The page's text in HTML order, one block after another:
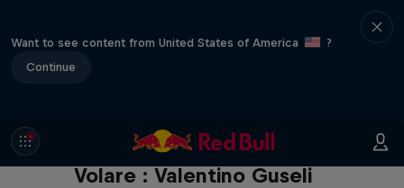
Want to see content from United States of America
?
Continue
Volare : Valentino Guseli